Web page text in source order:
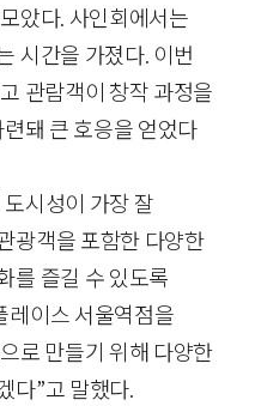
았다. 사인회에서는
시간을 가졌다. 이번
관람객이 창작 과정을
돼 큰 호응을 얻었다
시성이 가장 잘
광객을 포함한 다양한
를 즐길 수 있도록
레이스 서울역점을
로 만들기 위해 다양한
다”고 말했다.